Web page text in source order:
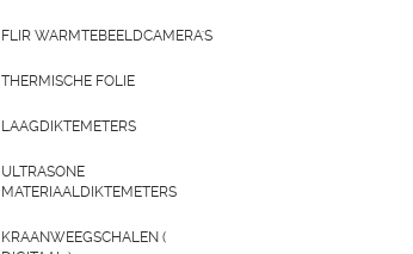
FLIR WARMTEBEELDCAMERA'S
THERMISCHE FOLIE
LAAGDIKTEMETERS
ULTRASONE
MATERIAALDIKTEMETERS
KRAANWEEGSCHALEN (